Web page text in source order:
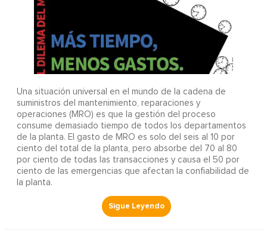
Una situación universal en el mundo de la cadena de
suministros del mantenimiento, reparaciones y
operaciones (MRO) es que la gestión del proceso
consume demasiado tiempo de todos los departamentos
de la planta. El gasto de MRO es solo del seis al 10 por
ciento del total de la planta, pero absorbe del 70 al 80
por ciento de todas las transacciones y causa el 50 por
ciento de las emergencias que afectan la confiabilidad de
la planta.